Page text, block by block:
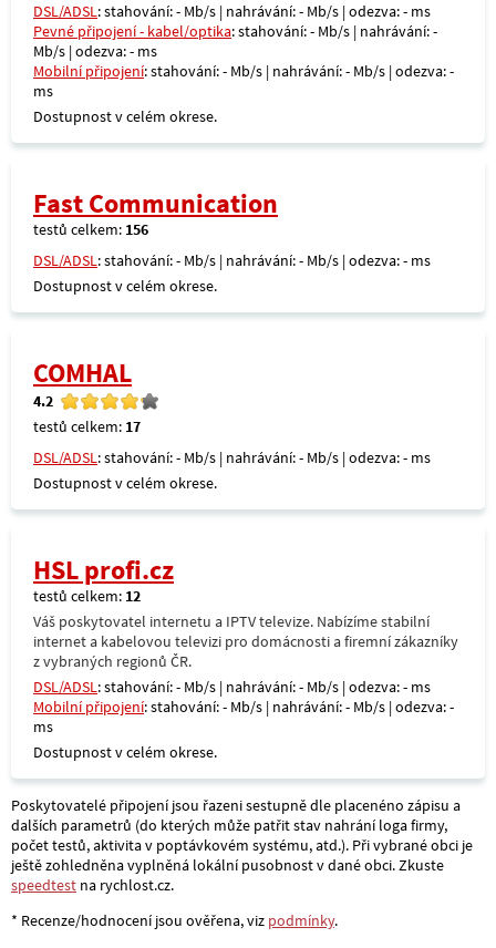
DSL/ADSL: stahování: - Mb/s | nahrávání: - Mb/s | odezva: - ms
Pevné připojení - kabel/optika: stahování: - Mb/s | nahrávání: -
Mb/s | odezva: - ms
Mobilní připojení: stahování: - Mb/s | nahrávání: - Mb/s | odezva: -
ms
Dostupnost v celém okrese.
Fast Communication
testů celkem: 156
DSL/ADSL: stahování: - Mb/s | nahrávání: - Mb/s | odezva: - ms
Dostupnost v celém okrese.
COMHAL
4.2
testů celkem: 17
DSL/ADSL: stahování: - Mb/s | nahrávání: - Mb/s | odezva: - ms
Dostupnost v celém okrese.
HSL profi.cz
testů celkem: 12
Váš poskytovatel internetu a IPTV televize. Nabízíme stabilní
internet a kabelovou televizi pro domácnosti a firemní zákazníky
z vybraných regionů ČR.
DSL/ADSL: stahování: - Mb/s | nahrávání: - Mb/s | odezva: - ms
Mobilní připojení: stahování: - Mb/s | nahrávání: - Mb/s | odezva: -
ms
Dostupnost v celém okrese.
Poskytovatelé připojení jsou řazeni sestupně dle placenéno zápisu a
dalších parametrů (do kterých může patřit stav nahrání loga firmy,
počet testů, aktivita v poptávkovém systému, atd.). Při vybrané obci je
ještě zohledněna vyplněná lokální pusobnost v dané obci. Zkuste
speedtest na rychlost.cz.
* Recenze/hodnocení jsou ověřena, viz podmínky.